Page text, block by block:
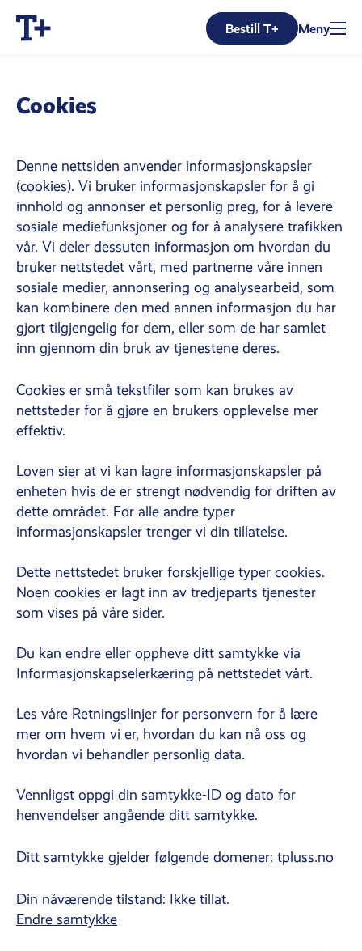
Bestill T+ Meny
Cookies
Denne nettsiden anvender informasjonskapsler
(cookies). Vi bruker informasjonskapsler for å gi
innhold og annonser et personlig preg, for å levere
sosiale mediefunksjoner og for å analysere trafikken
vår. Vi deler dessuten informasjon om hvordan du
bruker nettstedet vårt, med partnerne våre innen
sosiale medier, annonsering og analysearbeid, som
kan kombinere den med annen informasjon du har
gjort tilgjengelig for dem, eller som de har samlet
inn gjennom din bruk av tjenestene deres.
Cookies er små tekstfiler som kan brukes av
nettsteder for å gjøre en brukers opplevelse mer
effektiv.
Loven sier at vi kan lagre informasjonskapsler på
enheten hvis de er strengt nødvendig for driften av
dette området. For alle andre typer
informasjonskapsler trenger vi din tillatelse.
Dette nettstedet bruker forskjellige typer cookies.
Noen cookies er lagt inn av tredjeparts tjenester
som vises på våre sider.
Du kan endre eller oppheve ditt samtykke via
Informasjonskapselerkæring på nettstedet vårt.
Les våre Retningslinjer for personvern for å lære
mer om hvem vi er, hvordan du kan nå oss og
hvordan vi behandler personlig data.
Vennligst oppgi din samtykke-ID og dato for
henvendelser angående ditt samtykke.
Ditt samtykke gjelder følgende domener: tpluss.no
Din nåværende tilstand: Ikke tillat.
Endre samtykke